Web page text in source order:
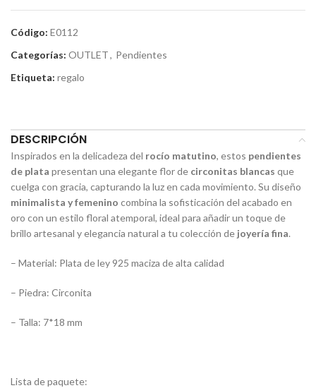
Código: E0112
Categorías: OUTLET, Pendientes
Etiqueta: regalo
DESCRIPCIÓN
Inspirados en la delicadeza del rocío matutino, estos pendientes
de plata presentan una elegante flor de circonitas blancas que
cuelga con gracia, capturando la luz en cada movimiento. Su diseño
minimalista y femenino combina la sofisticación del acabado en
oro con un estilo floral atemporal, ideal para añadir un toque de
brillo artesanal y elegancia natural a tu colección de joyería fina.
– Material: Plata de ley 925 maciza de alta calidad
– Piedra: Circonita
– Talla: 7*18 mm
Lista de paquete: